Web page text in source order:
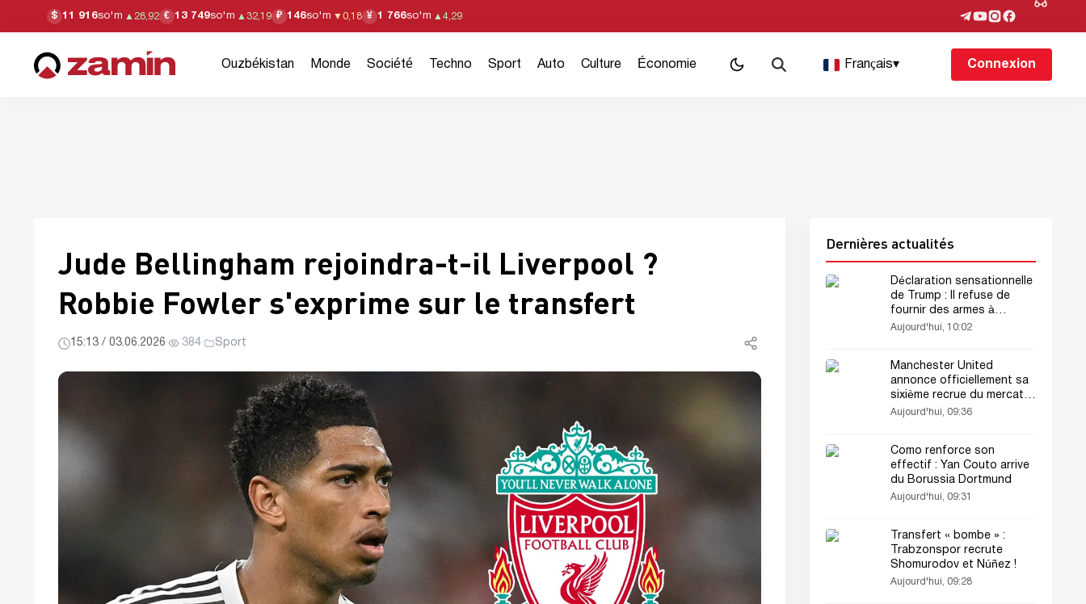
$ 11 916so'm ▲ 28,92 € 13 749so'm ▲ 32,19 ₽ 146so'm ▼ 0,18 ¥ 1 766so'm ▲ 4,29
Ouzbékistan Monde Société Techno Sport Auto Culture Économie Français▾ Connexion
Jude Bellingham rejoindra-t-il Liverpool ?
Robbie Fowler s'exprime sur le transfert
15:13 / 03.06.2026· 384· Sport
Dernières actualités
Déclaration sensationnelle
de Trump : Il refuse de
fournir des armes à
l'Ukraine !
Aujourd'hui, 10:02
Manchester United
annonce officiellement sa
sixième recrue du mercato
estival
Aujourd'hui, 09:36
Como renforce son
effectif : Yan Couto arrive
du Borussia Dortmund
Aujourd'hui, 09:31
Transfert « bombe » :
Trabzonspor recrute
Shomurodov et Núñez !
Aujourd'hui, 09:28